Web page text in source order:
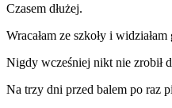
Czasem dłużej.
Wracałam ze szkoły i
Nigdy wcześniej nikt nie zrobił
Na trzy dni przed balem po raz